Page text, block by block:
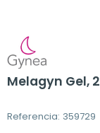
Melagyn Gel,
Referencia: 359729